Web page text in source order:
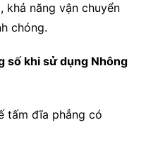
khả năng vận chuyển
chóng.
số khi sử dụng Nhông
tấm đĩa phẳng có